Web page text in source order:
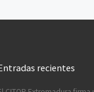
recientes